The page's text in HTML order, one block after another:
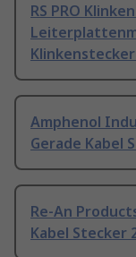
RS PRO
Amphenol
Gerade Kabel
Re-An
Kabel Stecker